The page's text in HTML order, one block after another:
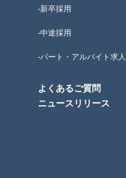
-新卒採用
-中途採用
-パート・アルバイト求人
よくあるご質問
ニュースリリース